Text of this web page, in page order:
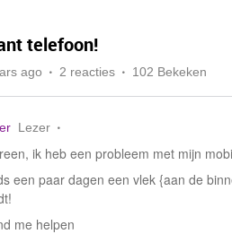
telefoon!
ago 2 reacties 102 Bekeken
Lezer
ik heb een probleem met mijn
een paar dagen een vlek {aan de
me helpen